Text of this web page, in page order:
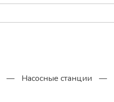
— Насосные станции —